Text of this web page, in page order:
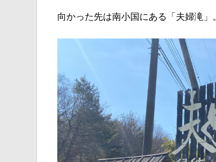
向かった先は南小国にある「夫婦滝」。